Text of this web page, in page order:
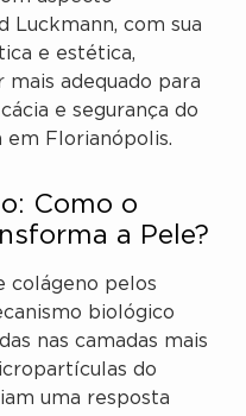
Luckmann, com sua
e estética,
adequado para
e segurança do
em Florianópolis.
Como o
a Pele?
colágeno pelos
biológico
nas camadas mais
do
uma resposta